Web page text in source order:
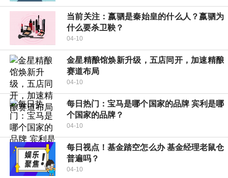
当前关注：嬴驷是秦始皇的什么人？嬴驷为
什么要杀卫鞅？
04-10
金星精酿馆焕新升级，五店同开，加速精酿
赛道布局
04-10
每日热门：宝马是哪个国家的品牌 宾利是哪
个国家的品牌？
04-10
每日视点！基金踏空怎么办 基金经理老鼠仓
普遍吗？
04-10